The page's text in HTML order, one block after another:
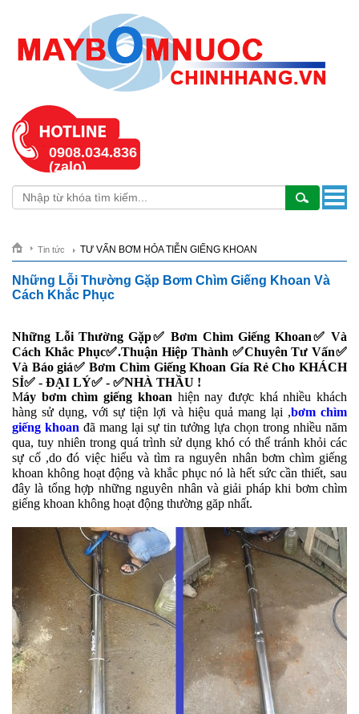
0908.034.836
(zalo)
Tin tức TƯ VẤN BƠM HỎA TIỄN GIẾNG KHOAN
Những Lỗi Thường Gặp Bơm Chìm Giếng Khoan Và
Cách Khắc Phục
Những Lỗi Thường Gặp✅ Bơm Chìm Giếng Khoan✅ Và
Cách Khắc Phục✅.Thuận Hiệp Thành ✅Chuyên Tư Vấn✅
Và Báo giá✅ Bơm Chìm Giếng Khoan Gía Rẻ Cho KHÁCH
SỈ✅ - ĐẠI LÝ✅ - ✅NHÀ THẦU !
Máy bơm chìm giếng khoan hiện nay được khá nhiều khách
hàng sử dụng, với sự tiện lợi và hiệu quả mang lại ,bơm chìm
giếng khoan đã mang lại sự tin tưởng lựa chọn trong nhiều năm
qua, tuy nhiên trong quá trình sử dụng khó có thể tránh khỏi các
sự cố ,do đó việc hiểu và tìm ra nguyên nhân bơm chìm giếng
khoan không hoạt động và khắc phục nó là hết sức cần thiết, sau
đây là tổng hợp những nguyên nhân và giải pháp khi bơm chìm
giếng khoan không hoạt động thường găp nhất.